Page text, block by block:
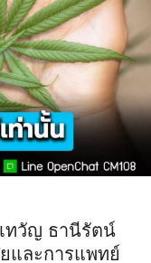
ทวัญ ธานีรัตน์
และการแพทย์